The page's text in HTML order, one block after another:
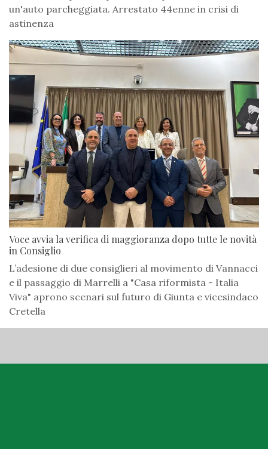
un'auto parcheggiata. Arrestato 44enne in crisi di
astinenza
Voce avvia la verifica di maggioranza dopo tutte le novità
in Consiglio
L’adesione di due consiglieri al movimento di Vannacci
e il passaggio di Marrelli a "Casa riformista - Italia
Viva" aprono scenari sul futuro di Giunta e vicesindaco
Cretella